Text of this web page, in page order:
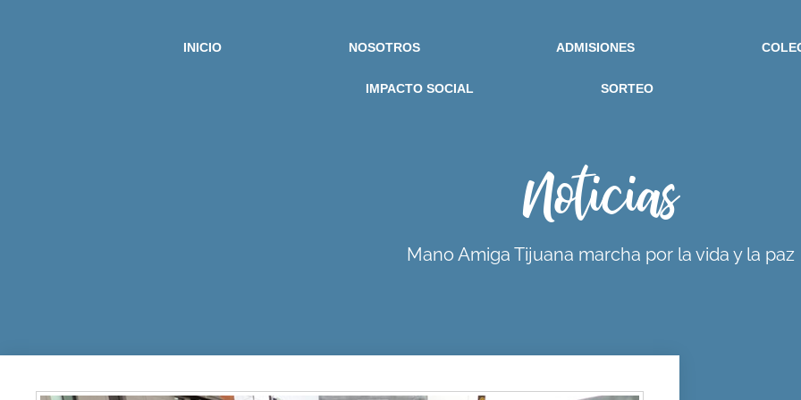
INICIO NOSOTROS ADMISIONES
IMPACTO SOCIAL SORTEO
Noticias
Mano Amiga Tijuana marcha por la vida y la paz